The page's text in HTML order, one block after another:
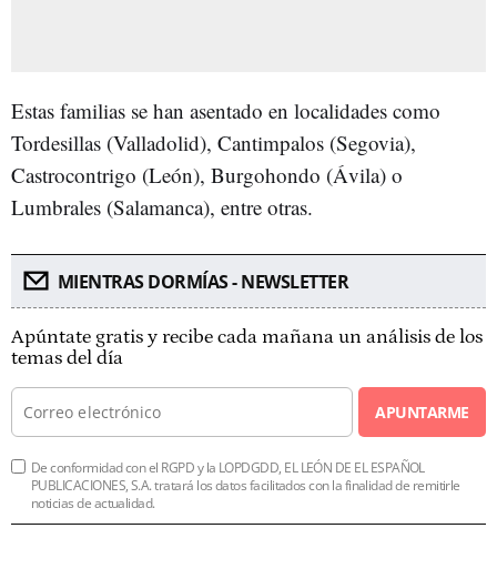
Estas familias se han asentado en localidades como
Tordesillas (Valladolid), Cantimpalos (Segovia),
Castrocontrigo (León), Burgohondo (Ávila) o
Lumbrales (Salamanca), entre otras.
MIENTRAS DORMÍAS - NEWSLETTER
Apúntate gratis y recibe cada mañana un análisis de los
temas del día
APUNTARME
De conformidad con el RGPD y la LOPDGDD, EL LEÓN DE EL ESPAÑOL
PUBLICACIONES, S.A. tratará los datos facilitados con la finalidad de remitirle
noticias de actualidad.